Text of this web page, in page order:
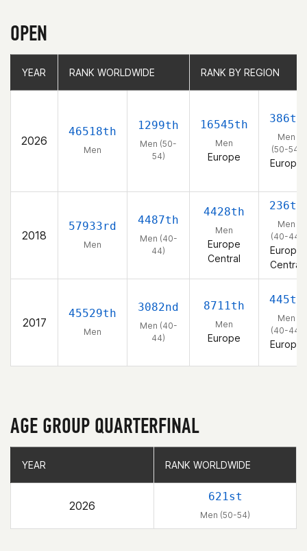
OPEN
YEAR RANK WORLDWIDE RANK BY REGION
2026
46518th
Men
1299th
Men (50-
54)
16545th
Men
Europe
386th
Men
(50-54)
Europe
2018
57933rd
Men
4487th
Men (40-
44)
4428th
Men
Europe
Central
236th
Men
(40-44)
Europe
Central
2017
45529th
Men
3082nd
Men (40-
44)
8711th
Men
Europe
445th
Men
(40-44)
Europe
YEAR RANK WORLDWIDE RANK BY REGION
AGE GROUP QUARTERFINAL
YEAR RANK WORLDWIDE
2026
621st
Men (50-54)
YEAR RANK WORLDWIDE